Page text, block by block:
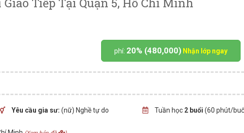
phí: 20% (480,000) Nhận lớp ngay
Yêu cầu gia sư: (nữ) Nghề tự do Tuần học 2 buổi (60 phút/